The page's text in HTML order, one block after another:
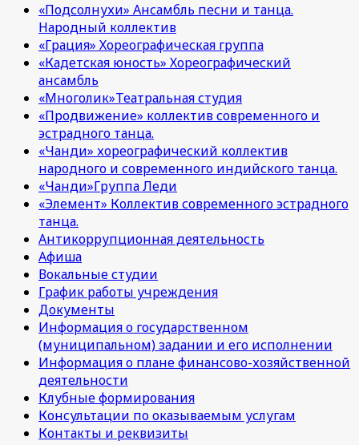
«Подсолнухи» Ансамбль песни и танца.
Народный коллектив
«Грация» Хореографическая группа
«Кадетская юность» Хореографический
ансамбль
«Многолик»Театральная студия
«Продвижение» коллектив современного и
эстрадного танца.
«Чанди» хореографический коллектив
народного и современного индийского танца.
«Чанди»Группа Леди
«Элемент» Коллектив современного эстрадного
танца.
Антикоррупционная деятельность
Афиша
Вокальные студии
График работы учреждения
Документы
Информация о государственном
(муниципальном) задании и его исполнении
Информация о плане финансово-хозяйственной
деятельности
Клубные формирования
Консультации по оказываемым услугам
Контакты и реквизиты